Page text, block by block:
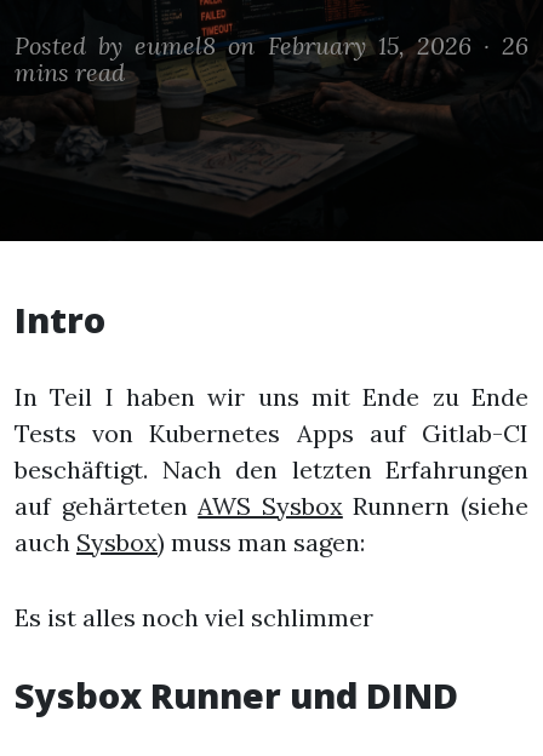
Posted byeumel8on February 15, 2026 · 26
mins read
Intro
In Teil I haben wir uns mit Ende zu Ende
Tests von Kubernetes Apps auf Gitlab-CI
beschäftigt. Nach den letzten Erfahrungen
auf gehärtetenAWS SysboxRunnern (siehe
auch Sysbox) muss man sagen:
Es ist alles noch viel schlimmer
Sysbox Runner und DIND